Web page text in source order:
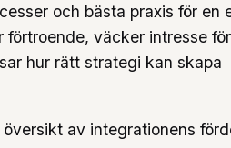
och bästa praxis för en
förtroende, väcker intresse
hur rätt strategi kan skapa
av integrationens